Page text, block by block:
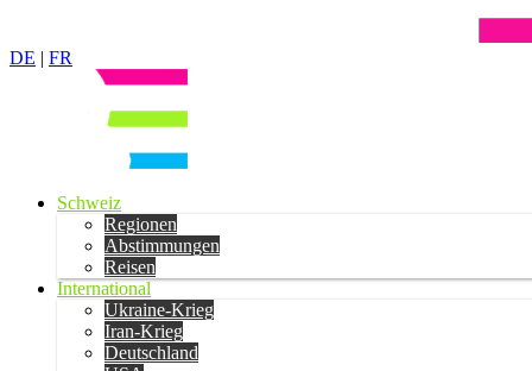
DE | FR
Schweiz
Regionen
Abstimmungen
Reisen
International
Ukraine-Krieg
Iran-Krieg
Deutschland